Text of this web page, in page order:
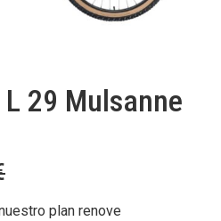
29 Mulsanne
plan renove